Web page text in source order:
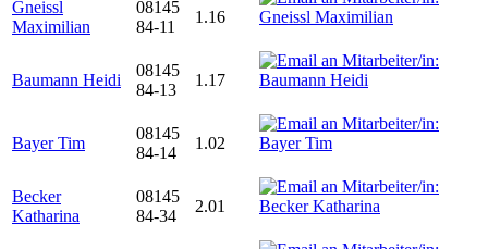
Gneissl
Maximilian
08145
84-11
1.16
Baumann Heidi
08145
84-13
1.17
Bayer Tim
08145
84-14
1.02
Becker
Katharina
08145
84-34
2.01